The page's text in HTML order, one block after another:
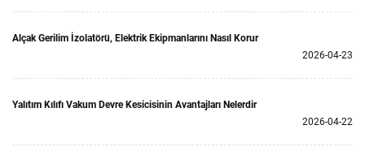
Alçak Gerilim İzolatörü, Elektrik Ekipmanlarını Nasıl Korur
2026-04-23
Yalıtım Kılıfı Vakum Devre Kesicisinin Avantajları Nelerdir
2026-04-22